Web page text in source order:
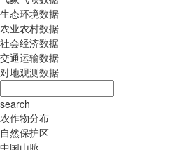
生态环境数据
农业农村数据
社会经济数据
交通运输数据
对地观测数据
search
农作物分布
自然保护区
中国山脉